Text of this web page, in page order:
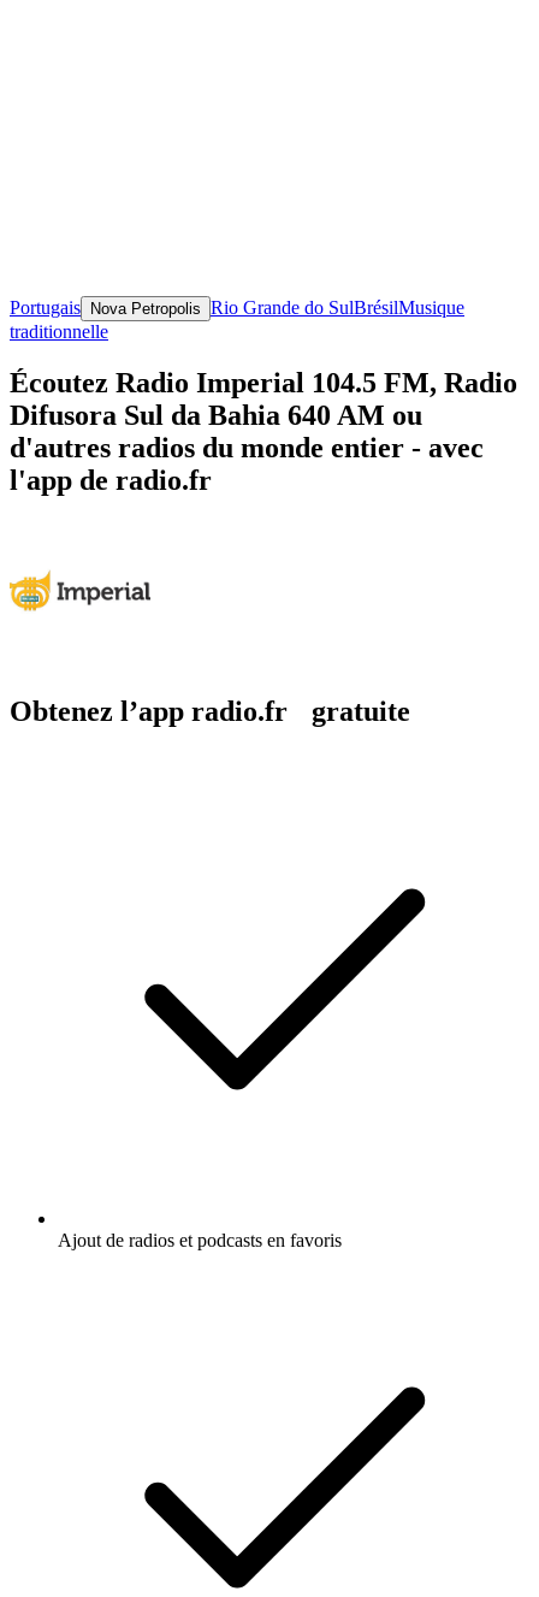
Portugais Nova Petropolis Rio Grande do SulBrésilMusique
traditionnelle
Écoutez Radio Imperial 104.5 FM, Radio
Difusora Sul da Bahia 640 AM ou
d'autres radios du monde entier - avec
l'app de radio.fr
Obtenez l’app radio.fr gratuite
Ajout de radios et podcasts en favoris